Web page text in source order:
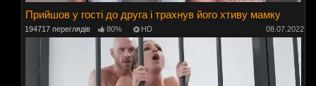
Прийшов у гості до друга і трахнув його хтиву мамку
194717 переглядів 80% HD 08.07.2022